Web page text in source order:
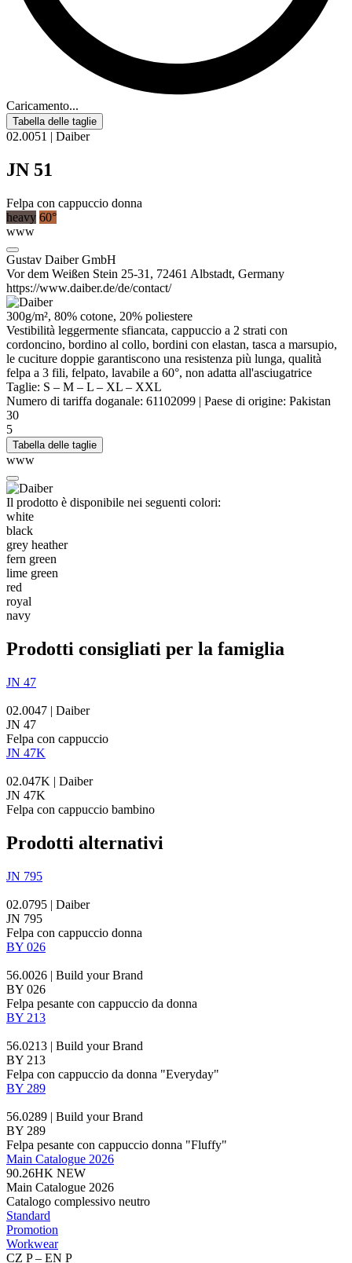
Caricamento...
Tabella delle taglie
02.0051 | Daiber
JN 51
Felpa con cappuccio donna
heavy 60°
www
Gustav Daiber GmbH
Vor dem Weißen Stein 25-31, 72461 Albstadt, Germany
https://www.daiber.de/de/contact/
300g/m², 80% cotone, 20% poliestere
Vestibilità leggermente sfiancata, cappuccio a 2 strati con
cordoncino, bordino al collo, bordini con elastan, tasca a marsupio,
le cuciture doppie garantiscono una resistenza più lunga, qualità
felpa a 3 fili, felpato, lavabile a 60°, non adatta all'asciugatrice
Taglie: S – M – L – XL – XXL
Numero di tariffa doganale: 61102099 | Paese di origine: Pakistan
30
5
Tabella delle taglie
www
Il prodotto è disponibile nei seguenti colori:
white
black
grey heather
fern green
lime green
red
royal
navy
Prodotti consigliati per la famiglia
JN 47
02.0047 | Daiber
JN 47
Felpa con cappuccio
JN 47K
02.047K | Daiber
JN 47K
Felpa con cappuccio bambino
Prodotti alternativi
JN 795
02.0795 | Daiber
JN 795
Felpa con cappuccio donna
BY 026
56.0026 | Build your Brand
BY 026
Felpa pesante con cappuccio da donna
BY 213
56.0213 | Build your Brand
BY 213
Felpa con cappuccio da donna "Everyday"
BY 289
56.0289 | Build your Brand
BY 289
Felpa pesante con cappuccio donna "Fluffy"
Main Catalogue 2026
90.26HK NEW
Main Catalogue 2026
Catalogo complessivo neutro
Standard
Promotion
Workwear
CZ P – EN P